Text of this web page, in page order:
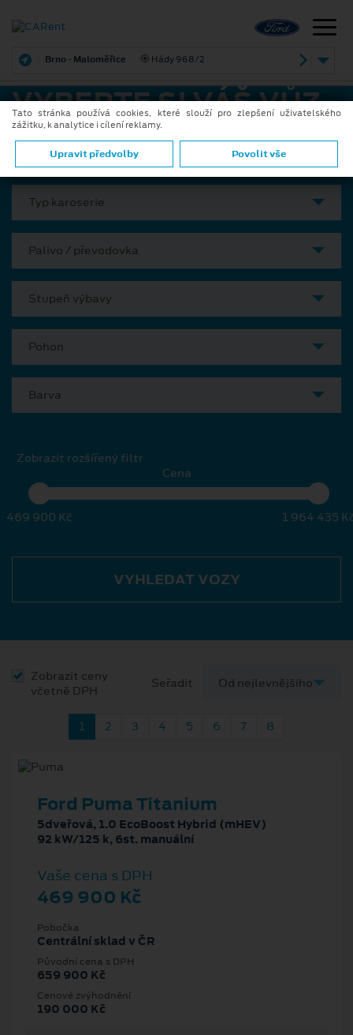
Brno - Maloměřice Hády 968/2
VYBERTE SI VÁŠ VŮZ
Model
Typ karoserie
Palivo / převodovka
Stupeň výbavy
Pohon
Barva
Zobrazit rozšířený filtr
Cena
469 900 Kč 1 964 435
VYHLEDAT VOZY
Zobrazit ceny
včetně DPH
Seřadit
1 2 3 4 5 6 7 8
Ford Puma Titanium
5dveřová, 1.0 EcoBoost Hybrid (mHEV)
92 kW/125 k, 6st. manuální
Vaše cena s DPH
469 900 Kč
Pobočka
Centrální sklad v ČR
Původní cena s DPH
659 900 Kč
Cenové zvýhodnění
190 000 Kč
Tato stránka používá cookies, které slouží pro zlepšení uživatelského
zážitku, k analytice i cílení reklamy.
Upravit předvolby Povolit vše